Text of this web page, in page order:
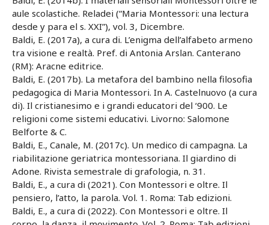
aule scolastiche. Reladei (“Maria Montessori: una lectura
desde y para el s. XXI”), vol. 3, Dicembre.
Baldi, E. (2017a), a cura di. L’enigma dell’alfabeto armeno
tra visione e realtà. Pref. di Antonia Arslan. Canterano
(RM): Aracne editrice.
Baldi, E. (2017b). La metafora del bambino nella filosofia
pedagogica di Maria Montessori. In A. Castelnuovo (a cura
di). Il cristianesimo e i grandi educatori del ‘900. Le
religioni come sistemi educativi. Livorno: Salomone
Belforte & C.
Baldi, E., Canale, M. (2017c). Un medico di campagna. La
riabilitazione geriatrica montessoriana. Il giardino di
Adone. Rivista semestrale di grafologia, n. 31.
Baldi, E., a cura di (2021). Con Montessori e oltre. Il
pensiero, l’atto, la parola. Vol. 1. Roma: Tab edizioni.
Baldi, E., a cura di (2022). Con Montessori e oltre. Il